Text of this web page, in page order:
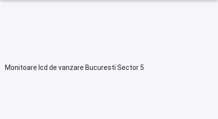
Monitoare lcd de vanzare Bucuresti Sector 5